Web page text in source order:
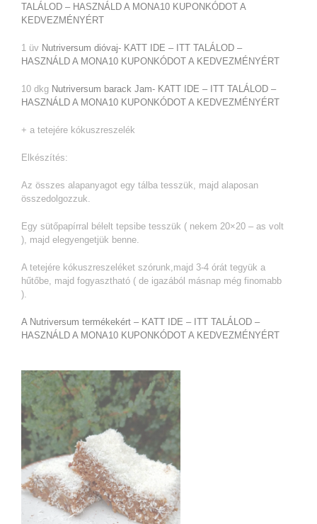
TALÁLOD – HASZNÁLD A MONA10 KUPONKÓDOT A
KEDVEZMÉNYÉRT
1 üv Nutriversum dióvaj- KATT IDE – ITT TALÁLOD –
HASZNÁLD A MONA10 KUPONKÓDOT A KEDVEZMÉNYÉRT
10 dkg Nutriversum barack Jam- KATT IDE – ITT TALÁLOD –
HASZNÁLD A MONA10 KUPONKÓDOT A KEDVEZMÉNYÉRT
+ a tetejére kókuszreszelék
Elkészítés:
Az összes alapanyagot egy tálba tesszük, majd alaposan
összedolgozzuk.
Egy sütőpapírral bélelt tepsibe tesszük ( nekem 20×20 – as volt
), majd elegyengetjük benne.
A tetejére kókuszreszeléket szórunk,majd 3-4 órát tegyük a
hűtőbe, majd fogyasztható ( de igazából másnap még finomabb
).
A Nutriversum termékekért – KATT IDE – ITT TALÁLOD –
HASZNÁLD A MONA10 KUPONKÓDOT A KEDVEZMÉNYÉRT